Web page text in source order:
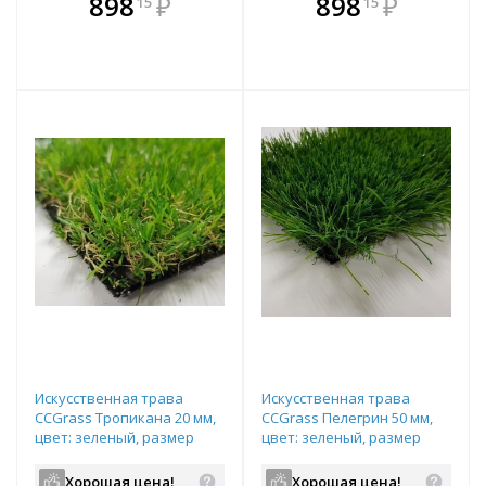
всегда выгоднее!
всегда выгоднее!
Искусственная трава
CCGrass Тропикана 20 мм,
цвет: зеленый, размер
резка)Хорошая цена!
Искусственная трава
CCGrass Пелегрин 50 мм,
цвет: зеленый, размер
резка)Хорошая цена!